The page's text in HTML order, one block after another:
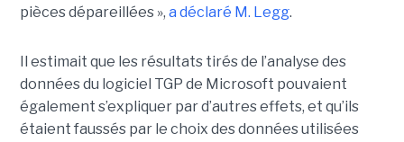
pièces dépareillées », a déclaré M. Legg.
Il estimait que les résultats tirés de l’analyse des
données du logiciel TGP de Microsoft pouvaient
également s’expliquer par d’autres effets, et qu’ils
étaient faussés par le choix des données utilisées